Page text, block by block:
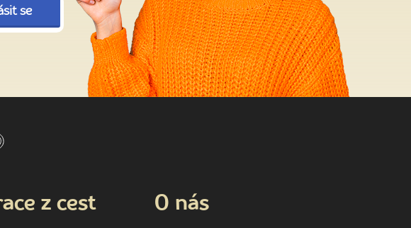
se
z cest O nás